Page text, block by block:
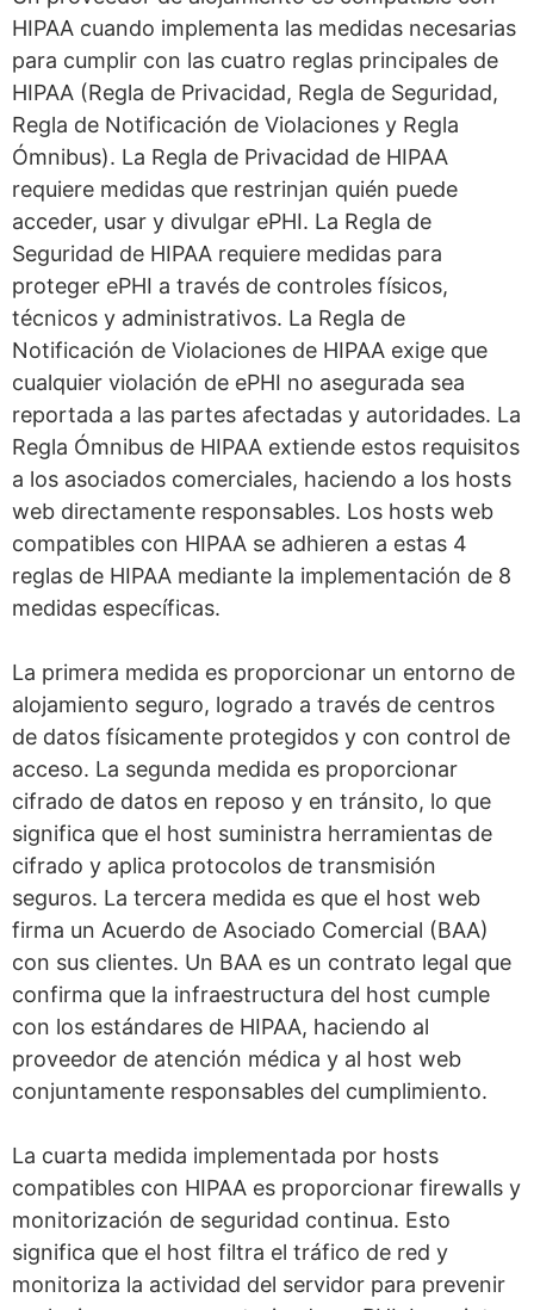
HIPAA cuando implementa las medidas necesarias
para cumplir con las cuatro reglas principales de
HIPAA (Regla de Privacidad, Regla de Seguridad,
Regla de Notificación de Violaciones y Regla
Ómnibus). La Regla de Privacidad de HIPAA
requiere medidas que restrinjan quién puede
acceder, usar y divulgar ePHI. La Regla de
Seguridad de HIPAA requiere medidas para
proteger ePHI a través de controles físicos,
técnicos y administrativos. La Regla de
Notificación de Violaciones de HIPAA exige que
cualquier violación de ePHI no asegurada sea
reportada a las partes afectadas y autoridades. La
Regla Ómnibus de HIPAA extiende estos requisitos
a los asociados comerciales, haciendo a los hosts
web directamente responsables. Los hosts web
compatibles con HIPAA se adhieren a estas 4
reglas de HIPAA mediante la implementación de 8
medidas específicas.
La primera medida es proporcionar un entorno de
alojamiento seguro, logrado a través de centros
de datos físicamente protegidos y con control de
acceso. La segunda medida es proporcionar
cifrado de datos en reposo y en tránsito, lo que
significa que el host suministra herramientas de
cifrado y aplica protocolos de transmisión
seguros. La tercera medida es que el host web
firma un Acuerdo de Asociado Comercial (BAA)
con sus clientes. Un BAA es un contrato legal que
confirma que la infraestructura del host cumple
con los estándares de HIPAA, haciendo al
proveedor de atención médica y al host web
conjuntamente responsables del cumplimiento.
La cuarta medida implementada por hosts
compatibles con HIPAA es proporcionar firewalls y
monitorización de seguridad continua. Esto
significa que el host filtra el tráfico de red y
monitoriza la actividad del servidor para prevenir